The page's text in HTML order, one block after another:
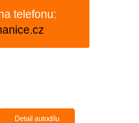
telefonu:
Detail autodílu